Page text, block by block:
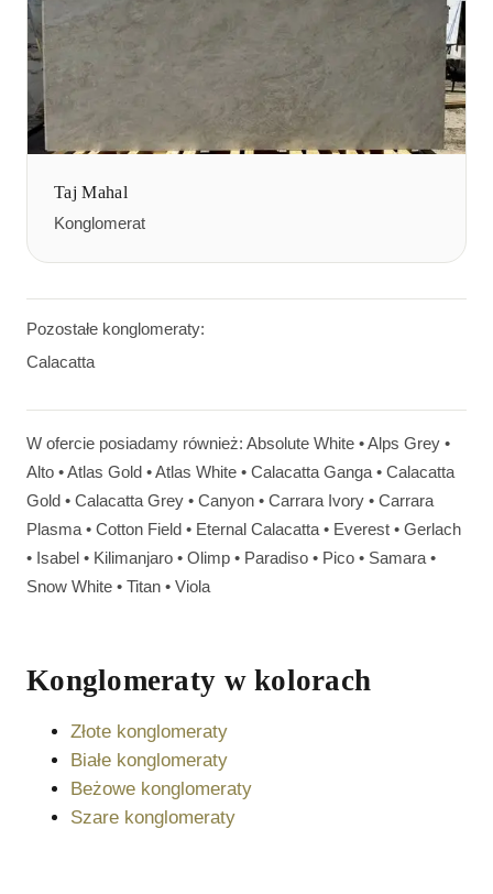
Taj Mahal
Konglomerat
Pozostałe konglomeraty:
Calacatta
W ofercie posiadamy również: Absolute White •Alps Grey •
Alto •Atlas Gold •Atlas White • Calacatta Ganga • Calacatta
Gold • Calacatta Grey • Canyon • Carrara Ivory • Carrara
Plasma • Cotton Field • Eternal Calacatta • Everest • Gerlach
• Isabel • Kilimanjaro • Olimp • Paradiso • Pico • Samara •
Snow White • Titan • Viola
Konglomeraty w kolorach
Złote konglomeraty
Białe konglomeraty
Beżowe konglomeraty
Szare konglomeraty